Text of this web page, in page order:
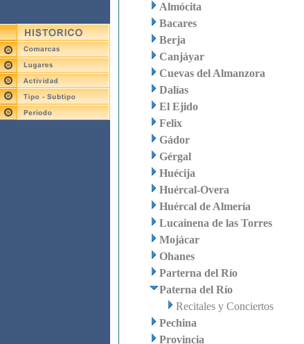
Almócita
Bacares
Berja
Canjáyar
Cuevas del Almanzora
Dalías
El Ejido
Felix
Gádor
Gérgal
Huécija
Huércal-Overa
Huércal de Almería
Lucainena de las Torres
Mojácar
Ohanes
Parterna del Río
Paterna del Río
Recitales y Conciertos
Pechina
Provincia